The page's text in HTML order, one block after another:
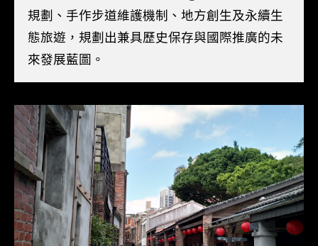
規劃、手作步道維護機制、地方創生及永續生
態旅遊，規劃出兼具歷史保存與國際推廣的未
來發展藍圖。